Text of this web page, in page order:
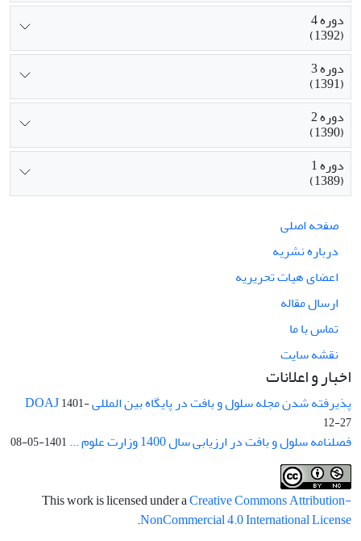
دوره 4
(1392)
دوره 3
(1391)
دوره 2
(1390)
دوره 1
(1389)
صفحه اصلی
درباره نشریه
اعضای هیات تحریریه
ارسال مقاله
تماس با ما
نقشه سایت
اخبار و اعلانات
پذیرفته شدن مجله سلول و بافت در پایگاه بین المللی DOAJ1401-
12-27
فصلنامه سلول و بافت در ارزیابی سال 1400 وزارت علوم ... 1401-05-08
This work is licensed under aCreative Commons Attribution-
NonCommercial 4.0 International License
.